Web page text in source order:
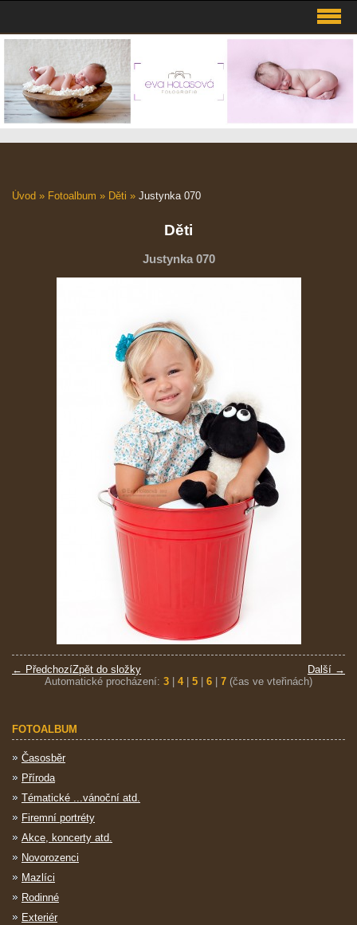
Úvod » Fotoalbum » Děti » Justynka 070
Děti
Justynka 070
← Předchozí Další →
Zpět do složky
Automatické procházení: 3 4| 5 6 7 (čas ve vteřinách)
FOTOALBUM
Časosběr
Příroda
Tématické ...vánoční atd.
Firemní portréty
Akce, koncerty atd.
Novorozenci
Mazlíci
Rodinné
Exteriér